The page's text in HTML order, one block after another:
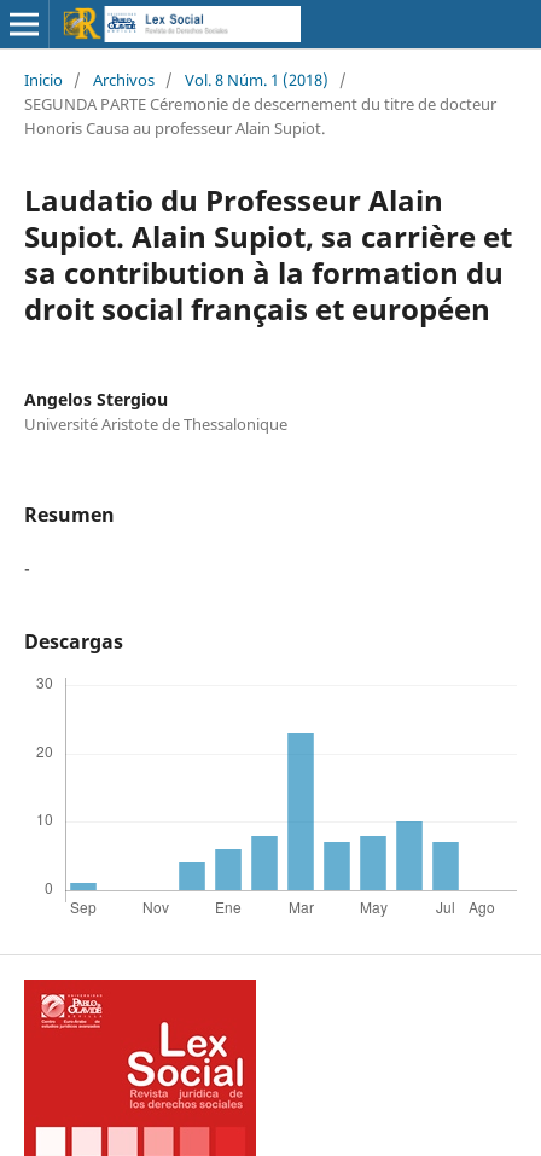
Inicio / Archivos / Vol. 8 Núm. 1 (2018)
/
SEGUNDA PARTE Céremonie de descernement du titre de docteur
Honoris Causa au professeur Alain Supiot.
Laudatio du Professeur Alain
Supiot. Alain Supiot, sa carrière et
sa contribution à la formation du
droit social français et européen
Angelos Stergiou
Université Aristote de Thessalonique
Resumen
-
Descargas